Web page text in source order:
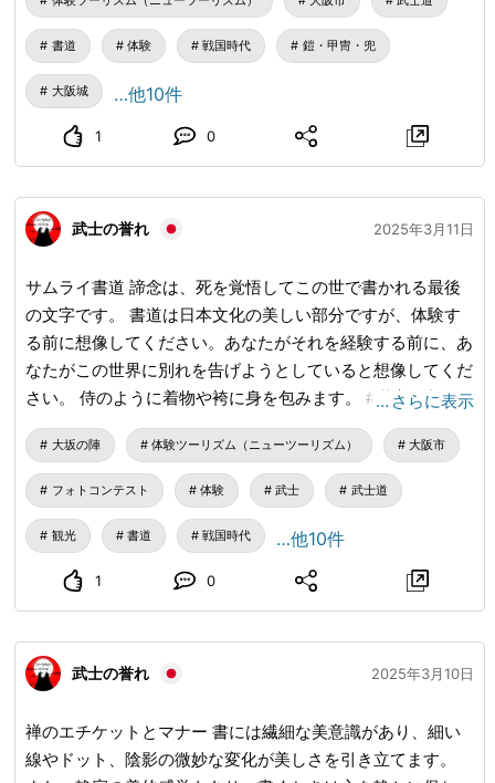
などに飾ることができるため、外国人にとても人気がありま
す。 #かけじく #漢字 #侘び寂び #スナベニア
書道 体験 戦国時代 鎧・甲冑・兜
大阪城 …他10件
1 0
武士の誉れ 2025年3月11日
サムライ書道 諦念は、死を覚悟してこの世で書かれる最後
の文字です。 書道は日本文化の美しい部分ですが、体験す
る前に想像してください。あなたがそれを経験する前に、あ
なたがこの世界に別れを告げようとしていると想像してくだ
さい。 侍のように着物や袴に身を包みます。 #漢字 #書道#
パフォーマンス
… さらに表示
大坂の陣 体験ツーリズム（ニューツーリズム） 大阪市
フォトコンテスト 体験 武士 武士道
観光 書道 戦国時代 …他10件
1 0
武士の誉れ 2025年3月10日
禅のエチケットとマナー 書には繊細な美意識があり、細い
線やドット、陰影の微妙な変化が美しさを引き立てます。